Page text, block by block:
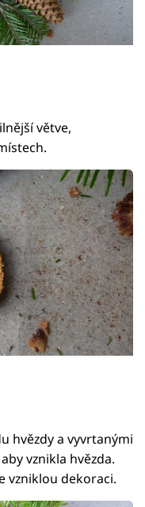
větve,
hvězdy a vyvrtanými
vznikla hvězda.
vzniklou dekoraci.